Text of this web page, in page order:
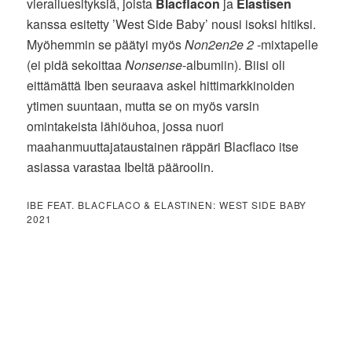
vierailuesityksiä, joista Blacflacon ja Elastisen
kanssa esitetty ’West Side Baby’ nousi isoksi hitiksi.
Myöhemmin se päätyi myösNon2en2e 2-mixtapelle
(ei pidä sekoittaaNonsense-albumiin). Biisi oli
eittämättä Iben seuraava askel hittimarkkinoiden
ytimen suuntaan, mutta se on myös varsin
omintakeista lähiöuhoa, jossa nuori
maahanmuuttajataustainen räppäri Blacflaco itse
asiassa varastaa Ibeltä pääroolin.
IBE FEAT. BLACFLACO & ELASTINEN: WEST SIDE BABY
2021